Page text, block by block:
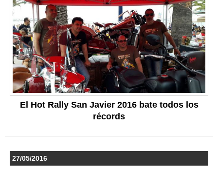
El Hot Rally San Javier 2016 bate todos los
récords
27/05/2016